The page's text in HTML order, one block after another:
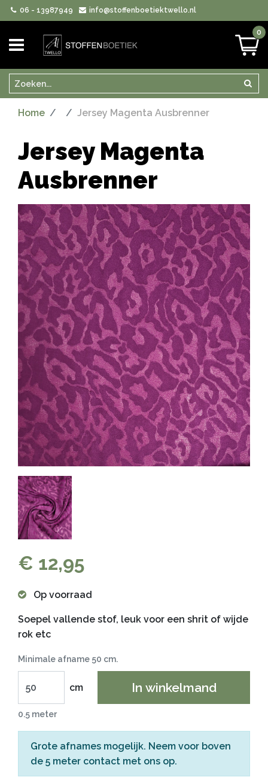
06 - 13987949 info@stoffenboetiektwello.nl
0
Zoeken
Home Jersey Magenta Ausbrenner
Jersey Magenta
Ausbrenner
€ 12,95
Op voorraad
Soepel vallende stof, leuk voor een shrit of wijde
rok etc
Minimale afname 50 cm.
cm In winkelmand
0.5 meter
Grote afnames mogelijk. Neem voor boven
de 5 meter contact met ons op.